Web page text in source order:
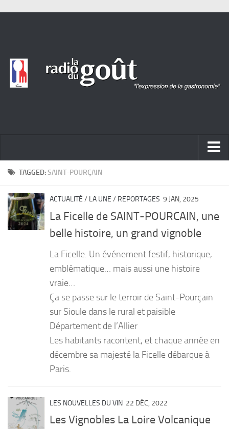
ACTUALITÉ
PORTRAITS
LIVRES
Entrées
Desserts
TAGGED:SAINT-POURÇAIN
ACTUALITÉ / LA UNE / REPORTAGES 9 JAN, 2025
La Ficelle de SAINT-POURCAIN, une
belle histoire, un grand vignoble
La Ficelle. Un événement festif, historique,
emblématique… mais aussi une histoire
vraie…
Ça se passe sur le terroir de Saint-Pourçain
sur Sioule dans le rural et paisible
Département de l’Allier
Les habitants racontent, et chaque année en
décembre sa majesté la Ficelle débarque à
Paris.
LES NOUVELLES DU VIN 22 DÉC, 2022
Les Vignobles La Loire Volcanique